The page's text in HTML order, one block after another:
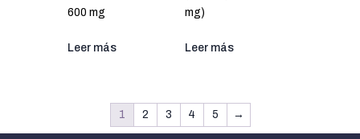
600 mg
Leer más
mg)
Leer más
1 2 3 4 5 →